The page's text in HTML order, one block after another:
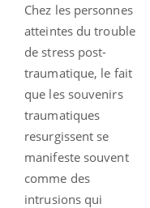
Chez les personnes
atteintes du trouble
de stress post-
traumatique, le fait
que les souvenirs
traumatiques
resurgissent se
manifeste souvent
comme des
intrusions qui